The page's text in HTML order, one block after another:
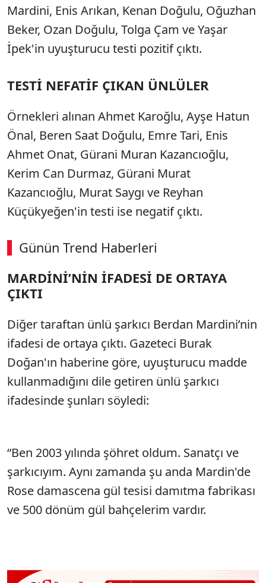
Mardini, Enis Arıkan, Kenan Doğulu, Oğuzhan
Beker, Ozan Doğulu, Tolga Çam ve Yaşar
İpek'in uyuşturucu testi pozitif çıktı.
TESTİ NEFATİF ÇIKAN ÜNLÜLER
Örnekleri alınan Ahmet Karoğlu, Ayşe Hatun
Önal, Beren Saat Doğulu, Emre Tari, Enis
Ahmet Onat, Gürani Muran Kazancıoğlu,
Kerim Can Durmaz, Gürani Murat
Kazancıoğlu, Murat Saygı ve Reyhan
Küçükyeğen'in testi ise negatif çıktı.
Günün Trend Haberleri
MARDİNİ’NİN İFADESİ DE ORTAYA
ÇIKTI
Diğer taraftan ünlü şarkıcı Berdan Mardini’nin
ifadesi de ortaya çıktı. Gazeteci Burak
Doğan'ın haberine göre, uyuşturucu madde
kullanmadığını dile getiren ünlü şarkıcı
ifadesinde şunları söyledi:
“Ben 2003 yılında şöhret oldum. Sanatçı ve
şarkıcıyım. Aynı zamanda şu anda Mardin'de
Rose damascena gül tesisi damıtma fabrikası
ve 500 dönüm gül bahçelerim vardır.